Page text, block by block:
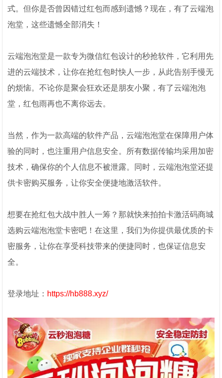
式。但你是否曾因错过红包而感到遗憾？现在，有了云端泡
泡堂，这些遗憾全部消失！
云端泡泡堂是一款专为微信红包设计的秒抢软件，它利用先
进的云端技术，让你在抢红包时快人一步，从此告别手慢无
的烦恼。不论你是聚会狂欢还是朋友小聚，有了云端泡泡
堂，红包雨再也不离你远去。
当然，作为一款高端的软件产品，云端泡泡堂在保障用户体
验的同时，也注重用户信息安全。所有数据传输均采用加密
技术，确保你的个人信息不被泄露。同时，云端泡泡堂还提
供卡密购买服务，让你安全便捷地激活软件。
想要在抢红包大战中胜人一筹？那就快来拍拍卡激活码商城
选购云端泡泡堂卡密吧！在这里，我们为你提供最优质的卡
密服务，让你在享受科技带来的便捷同时，也保证信息安
全。
登录地址： https://hb888.xyz/